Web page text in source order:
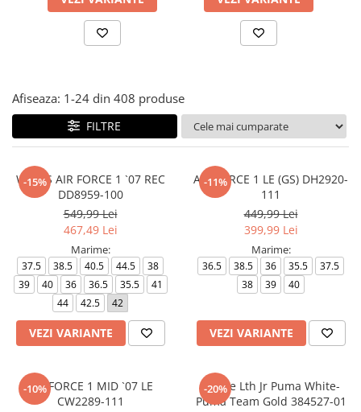
Afiseaza: 1-24 din 408 produse
FILTRE
-15%
WMNS AIR FORCE 1 `07 REC
DD8959-100
549,99 Lei
467,49 Lei
Marime:
37.5 38.5 40.5 44.5
38
39
40 36 36.5 35.5
41
44
42.5 42
VEZI VARIANTE
-11%
AIR FORCE 1 LE (GS) DH2920-
111
449,99 Lei
399,99 Lei
Marime:
36.5 38.5 36 35.5
37.5
38
39 40
VEZI VARIANTE
-10%
AIR FORCE 1 MID `07 LE
CW2289-111
-20%
Mayze Lth Jr Puma White-
Puma Team Gold 384527-01